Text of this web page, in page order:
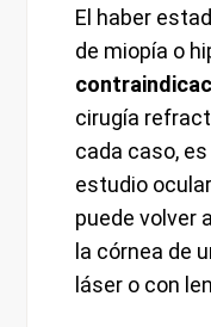
El haber
de miopía o
cirugía
cada caso,
estudio
puede volver
la córnea de
láser o con